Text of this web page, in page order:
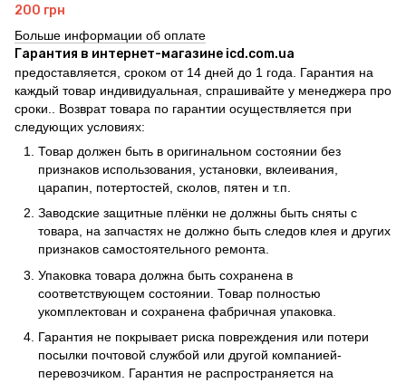
200 грн
Больше информации об оплате
Гарантия в интернет-магазине icd.com.ua
предоставляется, сроком от 14 дней до 1 года. Гарантия на
каждый товар индивидуальная, спрашивайте у менеджера про
сроки.. Возврат товара по гарантии осуществляется при
следующих условиях:
Товар должен быть в оригинальном состоянии без
признаков использования, установки, вклеивания,
царапин, потертостей, сколов, пятен и т.п.
Заводские защитные плёнки не должны быть сняты с
товара, на запчастях не должно быть следов клея и других
признаков самостоятельного ремонта.
Упаковка товара должна быть сохранена в
соответствующем состоянии. Товар полностью
укомплектован и сохранена фабричная упаковка.
Гарантия не покрывает риска повреждения или потери
посылки почтовой службой или другой компанией-
перевозчиком. Гарантия не распространяется на